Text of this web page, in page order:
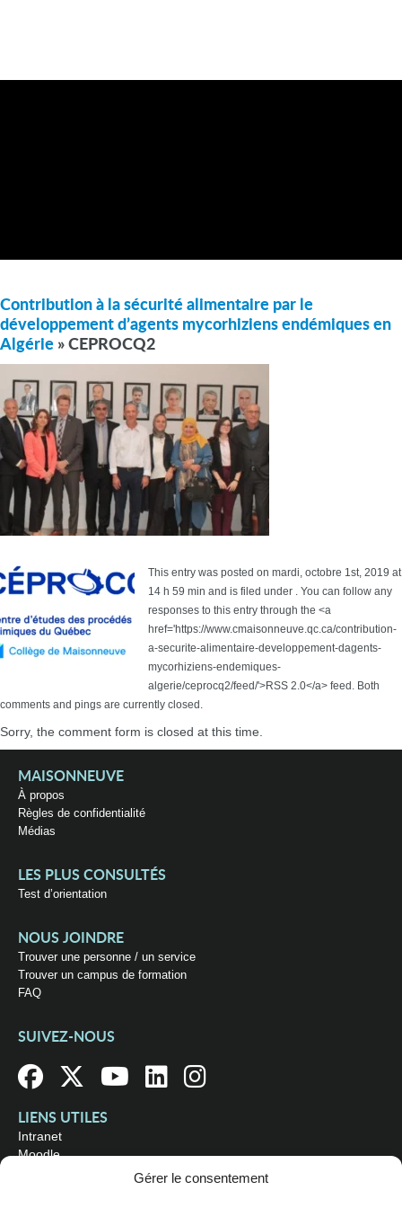
Gérer le consentement
Contribution à la sécurité alimentaire par le
développement d’agents mycorhiziens endémiques en
Algérie » CEPROCQ2
This entry was posted on mardi, octobre 1st, 2019 at
14 h 59 min and is filed under . You can follow any
responses to this entry through the <a
href='https://www.cmaisonneuve.qc.ca/contribution-
a-securite-alimentaire-developpement-dagents-
mycorhiziens-endemiques-
algerie/ceprocq2/feed/'>RSS 2.0</a> feed. Both
comments and pings are currently closed.
Sorry, the comment form is closed at this time.
MAISONNEUVE
À propos
Règles de confidentialité
Médias
LES PLUS CONSULTÉS
Test d’orientation
NOUS JOINDRE
Trouver une personne / un service
Trouver un campus de formation
FAQ
SUIVEZ-NOUS
LIENS UTILES
Intranet
Moodle